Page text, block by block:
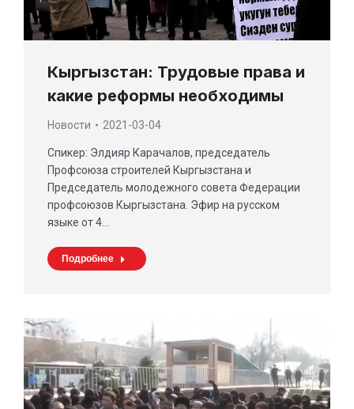
Кыргызстан: Трудовые права и
какие реформы необходимы
Новости 2021-03-04
Спикер: Элдияр Карачалов, председатель
Профсоюза строителей Кыргызстана и
Председатель молодежного совета Федерации
профсоюзов Кыргызстана. Эфир на русском
языке от 4…
Подробнее